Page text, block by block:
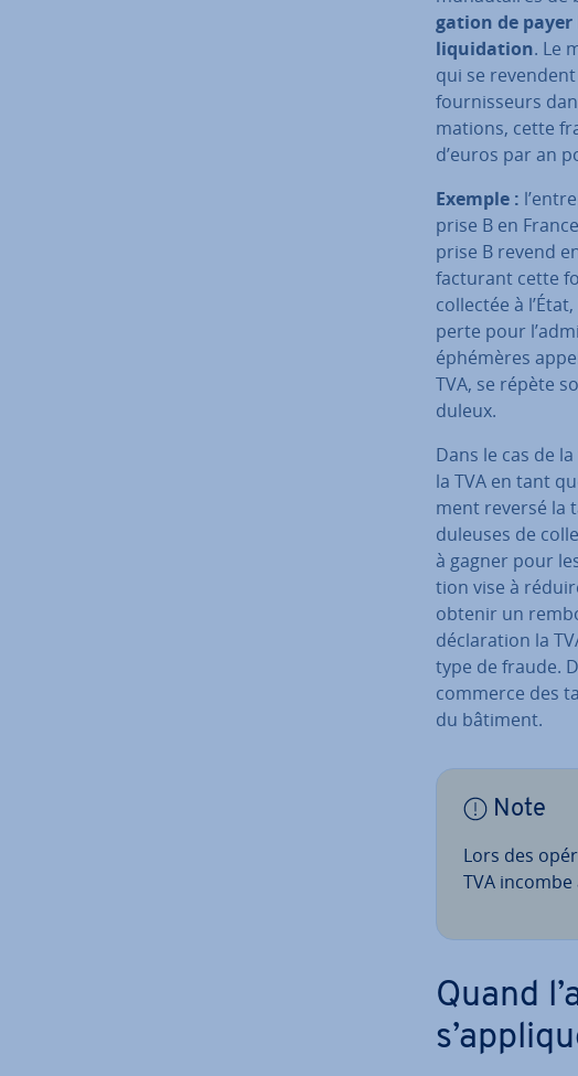
ga­tion de payer
li­qui­da­tion. Le
qui se
four­nis­seurs
ma­tions, cette
d’euros par an
Exemple :
prise B en
prise B revend
facturant cette
collectée à
perte pour
éphémères
TVA, se répète
du­leux.
Dans le cas de
la TVA en tant
ment reversé la
du­leuses de
à gagner pour
tion vise à
obtenir un
dé­cla­ra­tion la
type de fraude.
commerce des
du bâtiment.
Note
Lors des
TVA
Quand